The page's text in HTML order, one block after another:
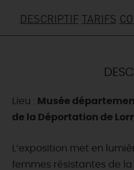
CE
TOUT
DESCRIPTIF TARIFS
Lieu : Musée
de la Déportation de
L’exposition met en
femmes résistantes de la